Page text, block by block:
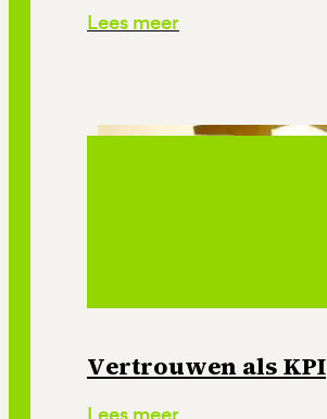
Lees meer
Vertrouwen als KPI